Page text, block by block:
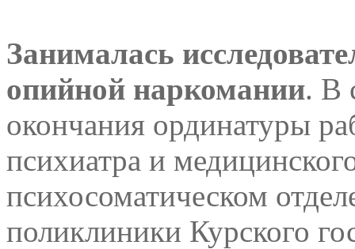
Занималась
опийной наркомании. В
окончания ординатуры
психиатра и
психосоматическом
поликлиники Курского